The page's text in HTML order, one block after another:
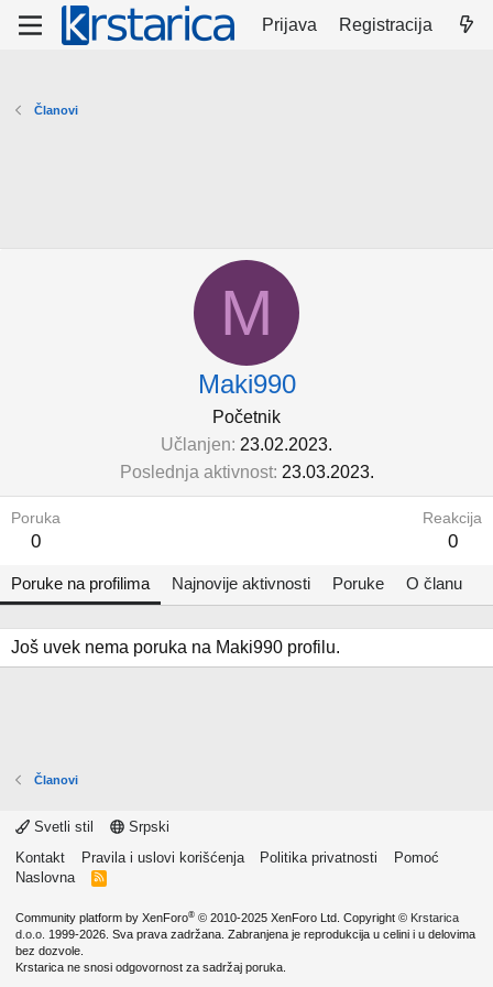
Prijava Registracija
Članovi
M
Maki990
Početnik
Učlanjen 23.02.2023.
Poslednja aktivnost 23.03.2023.
Poruka
0
Reakcija
0
Poruke na profilima Najnovije aktivnosti Poruke O članu
Još uvek nema poruka na Maki990 profilu.
Članovi
Svetli stil
Srpski
Kontakt
Pravila i uslovi korišćenja Politika privatnosti
Pomoć
Naslovna
R
Community platform by XenForo® © 2010-2025 XenForo Ltd. Copyright © Krstarica
d.o.o. 1999-2026. Sva prava zadržana. Zabranjena je reprodukcija u celini i u delovima
bez dozvole.
Krstarica ne snosi odgovornost za sadržaj poruka.